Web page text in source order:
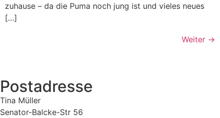
zuhause – da die Puma noch jung ist und vieles neues
[…]
Weiter →
Postadresse
Tina Müller
Senator-Balcke-Str 56